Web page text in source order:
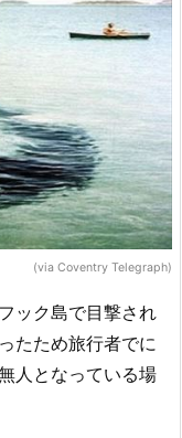
(via Coventry Telegraph)
ック島で目撃され
たため旅行者でに
人となっている場